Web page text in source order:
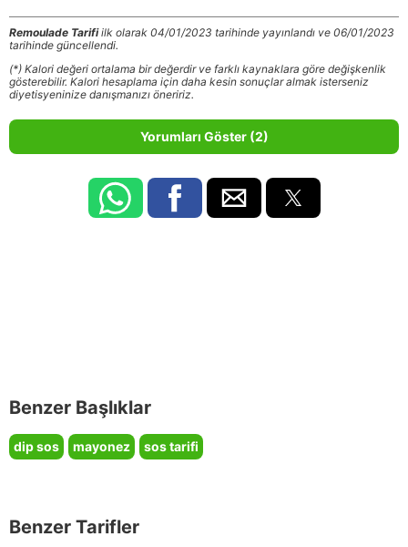
Remoulade Tarifiilk olarak 04/01/2023 tarihinde yayınlandı ve 06/01/2023
tarihinde güncellendi.
(*) Kalori değeri ortalama bir değerdir ve farklı kaynaklara göre değişkenlik
gösterebilir. Kalori hesaplama için daha kesin sonuçlar almak isterseniz
diyetisyeninize danışmanızı öneririz.
Yorumları Göster (2)
Benzer Başlıklar
dip sos mayonez sos tarifi
Benzer Tarifler